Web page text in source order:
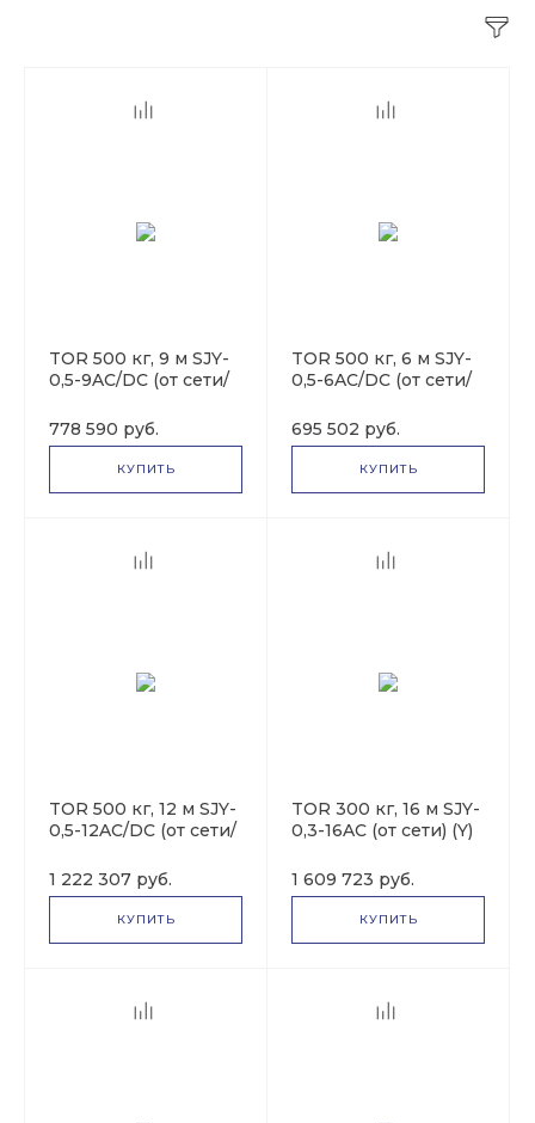
TOR 500 кг, 9 м SJY-
0,5-9AC/DC (от сети/
1024438
778 590 руб.
КУПИТЬ
TOR 500 кг, 6 м SJY-
0,5-6AC/DC (от сети/
1024430
695 502 руб.
КУПИТЬ
TOR 500 кг, 12 м SJY-
0,5-12AC/DC (от сети/
1024441
1 222 307 руб.
КУПИТЬ
TOR 300 кг, 16 м SJY-
0,3-16AC (от сети) (Y)
1 609 723 руб.
КУПИТЬ